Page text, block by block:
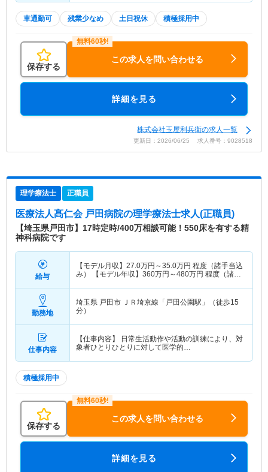
車通勤可 残業少なめ 土日祝休 積極採用中
保存する
この求人を問い合わせる
詳細を見る
株式会社玉屋利兵衛の求人一覧
更新日：2026/06/25 求人番号：9028518
理学療法士 正職員
医療法人髙仁会 戸田病院の理学療法士求人(正職員)
【埼玉県戸田市】17時定時/400万相談可能！550床を有する精
神科病院です
給与
【モデル月収】 27.0万円～35.0万円 程度（諸手当込
み） 【モデル年収】 360万円～480万円 程度（諸手
勤務地
埼玉県 戸田市 ＪＲ埼京線「戸田公園駅」（徒歩15
分）
仕事内容
【仕事内容】 日常生活動作や活動の訓練により、対
象者ひとりひとりに対して医学的…
積極採用中
保存する
この求人を問い合わせる
詳細を見る